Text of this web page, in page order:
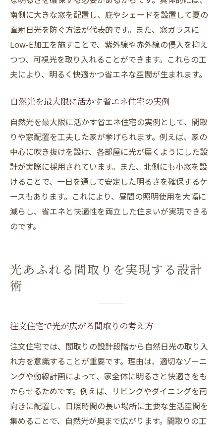
南側に大きな窓を配置し、庇やシェードを設置して夏の
直射日光を防ぐ方法が代表的です。また、窓ガラスに
Low-E加工を施すことで、紫外線や赤外線の侵入を抑え
つつ、可視光を取り入れることができます。これらの工
夫により、明るく快適かつ省エネな空間が生まれます。
自然光を最大限に活かす省エネ住宅の実例
自然光を最大限に活かす省エネ住宅の実例として、間取
りや窓配置を工夫した家が挙げられます。例えば、家の
中心に吹き抜けを設け、各部屋に光が届くようにした設
計が実際に採用されています。また、北側にも小窓を設
けることで、一日を通して安定した明るさを確保するケ
ースもあります。これにより、昼間の照明使用を大幅に
減らし、省エネと快適性を両立した住まいが実現できる
のです。
光あふれる間取りを実現する設計
術
注文住宅で光が広がる間取りの考え方
注文住宅では、間取りの設計段階から自然日光の取り入
れ方を意識することが重要です。理由は、適切なゾーニ
ングや動線計画によって、家全体に明るさと快適さをも
たらせるためです。例えば、リビングやダイニングを南
向きに配置し、日照時間の長い場所に主要な生活空間を
集めることで、自然光が奥まで広がります。間取りの工